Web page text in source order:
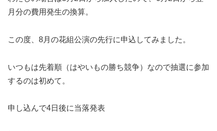
月分の費用発生の換算。
この度、8月の花組公演の先行に申込してみました。
いつもは先着順（はやいもの勝ち競争）なので抽選に参加
するのは初めて。
申し込んで4日後に当落発表